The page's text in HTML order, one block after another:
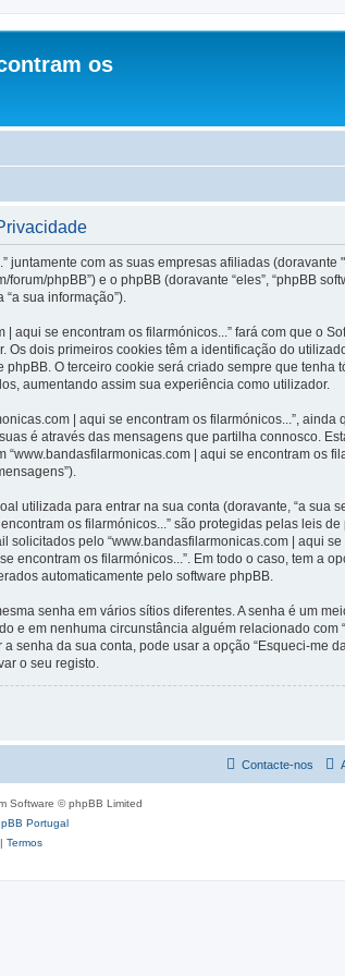
os
com as suas empresas afiliadas (doravante
phpBB”) e o phpBB (doravante “eles”, “phpBB
sua informação”).
aqui se encontram os filarmónicos...” fará com que o
dois primeiros cookies têm a identificação do
O terceiro cookie será criado sempre que tenha
aumentando assim sua experiência como utilizador.
| aqui se encontram os filarmónicos...”,
é através das mensagens que partilha connosco.
| aqui se encontram os
utilizada para entrar na sua conta (doravante, “a sua
os filarmónicos...” são protegidas pelas leis
pelo “www.bandasfilarmonicas.com | aqui
os filarmónicos...”. Em todo o caso, tem a
automaticamente pelo software phpBB.
senha em vários sítios diferentes. A senha é um
e em nenhuma circunstância alguém relacionado com
senha da sua conta, pode usar a opção “Esqueci-me
o seu registo.
Contacte-nos
Software © phpBB Limited
Portugal
| Termos